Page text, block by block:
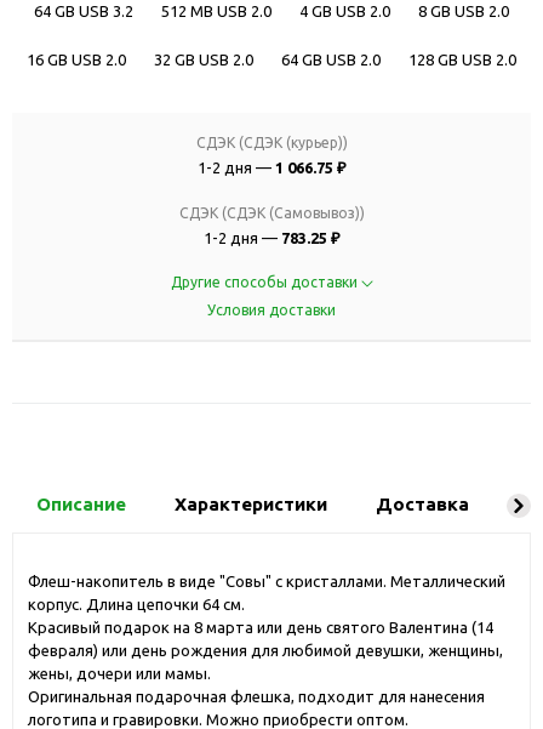
64 GB USB 3.2 512 MB USB 2.0 4 GB USB 2.0 8 GB USB 2.0
16 GB USB 2.0 32 GB USB 2.0 64 GB USB 2.0 128 GB USB 2.0
СДЭК (СДЭК (курьер))
1-2 дня — 1 066.75 ₽
СДЭК (СДЭК (Самовывоз))
1-2 дня — 783.25 ₽
Другие способы доставки
Условия доставки
Описание Характеристики Доставка
Флеш-накопитель в виде "Совы" с кристаллами. Металлический
корпус. Длина цепочки 64 см.
Красивый подарок на 8 марта или день святого Валентина (14
февраля) или день рождения для любимой девушки, женщины,
жены, дочери или мамы.
Оригинальная подарочная флешка, подходит для нанесения
логотипа и гравировки. Можно приобрести оптом.